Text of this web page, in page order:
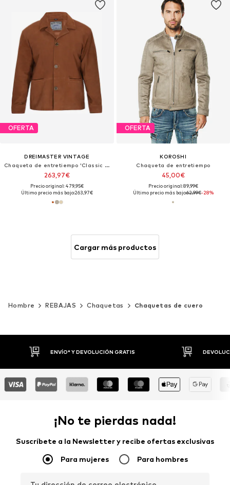
OFERTA
DREIMASTER VINTAGE
Chaqueta de entretiempo 'Classic Look'
263,97€
Precio original: 479,95€
Último precio más bajo:263,97€
OFERTA
KOROSHI
Chaqueta de entretiempo
45,00€
Precio original: 89,99€
Último precio más bajo:62,99€-28%
Cargar más productos
Hombre REBAJAS Chaquetas Chaquetas de cuero
DEVOLUCIONES HASTA 30 DÍAS
¡No te pierdas nada!
Suscríbete a la Newsletter y recibe ofertas exclusivas
Para mujeres Para hombres